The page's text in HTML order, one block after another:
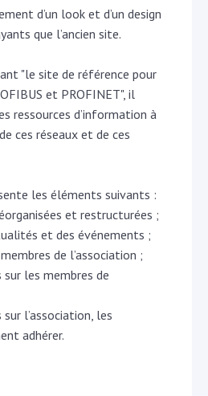
d’un look et d’un design
que l’ancien site.
"le site de référence pour
et PROFINET", il
ressources d’information à
ces réseaux et de ces
les éléments suivants :
et restructurées ;
et des événements ;
de l’association ;
les membres de
l’association, les
adhérer.